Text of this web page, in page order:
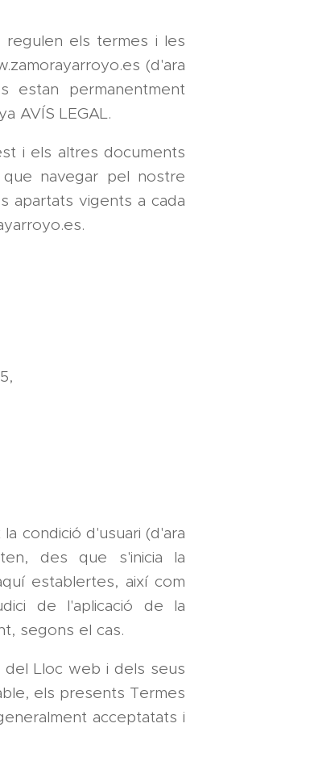
regulen els termes i les
(d'ara
estan permanentment
AVÍS LEGAL.
i els altres documents
navegar pel nostre
apartats vigents a cada
condició d'usuari (d'ara
des que s'inicia la
establertes, així com
de l'aplicació de la
segons el cas.
Lloc web i dels seus
els presents Termes
acceptatats i